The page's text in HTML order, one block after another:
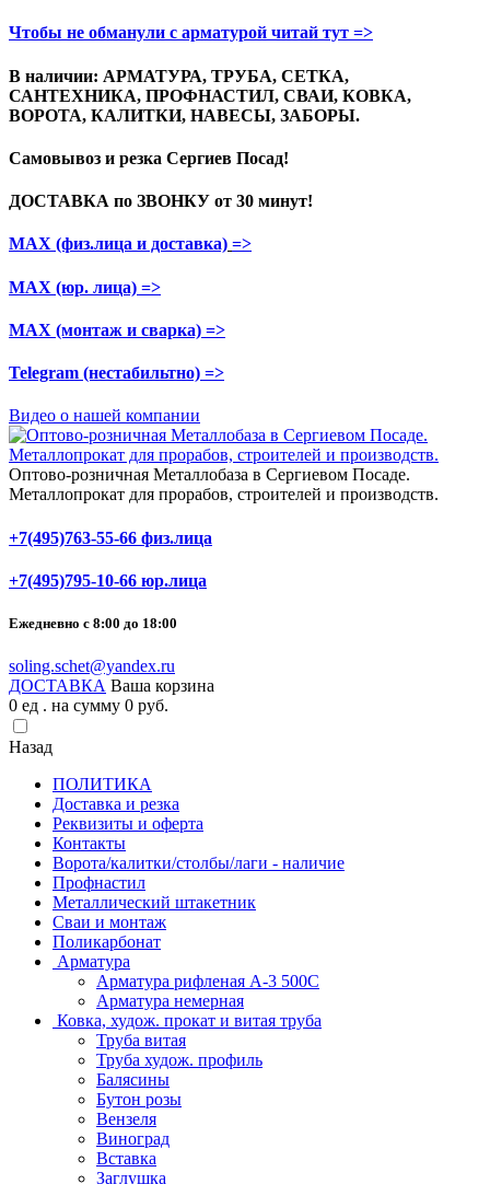
Чтобы не обманули с арматурой читай тут =>
В наличии: АРМАТУРА, ТРУБА, СЕТКА,
САНТЕХНИКА, ПРОФНАСТИЛ, СВАИ, КОВКА,
ВОРОТА, КАЛИТКИ, НАВЕСЫ, ЗАБОРЫ.
Самовывоз и резка Сергиев Посад!
ДОСТАВКА по ЗВОНКУ от 30 минут!
МАХ (физ.лица и доставка) =>
МАХ (юр. лица) =>
МАХ (монтаж и сварка) =>
Telegram (нестабильтно) =>
Видео о нашей компании
Оптово-розничная Металлобаза в Сергиевом Посаде.
Металлопрокат для прорабов, строителей и производств.
+7(495)763-55-66 физ.лица
+7(495)795-10-66 юр.лица
Ежедневно с 8:00 до 18:00
soling.schet@yandex.ru
ДОСТАВКА Ваша корзина
0 ед . на сумму 0 pуб.
Назад
ПОЛИТИКА
Доставка и резка
Реквизиты и оферта
Контакты
Ворота/калитки/столбы/лаги - наличие
Профнастил
Металлический штакетник
Сваи и монтаж
Поликарбонат
Арматура
Арматура рифленая А-3 500С
Арматура немерная
Ковка, худож. прокат и витая труба
Труба витая
Труба худож. профиль
Балясины
Бутон розы
Вензеля
Виноград
Вставка
Заглушка